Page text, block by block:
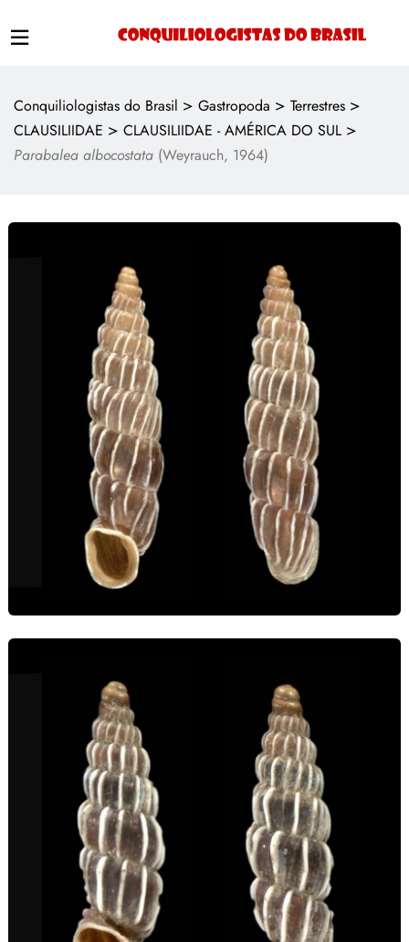
Conquiliologistas do Brasil > Gastropoda > Terrestres >
CLAUSILIIDAE > CLAUSILIIDAE - AMÉRICA DO SUL >
Parabalea albocostata (Weyrauch, 1964)